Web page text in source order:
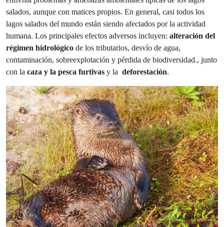
salados, aunque con matices propios. En general, casi todos los
lagos salados del mundo están siendo afectados por la actividad
humana. Los principales efectos adversos incluyen: alteración del
régimen hidrológico de los tributarios, desvío de agua,
contaminación, sobreexplotación y pérdida de biodiversidad., junto
con la caza y la pesca furtivas y la deforestación.